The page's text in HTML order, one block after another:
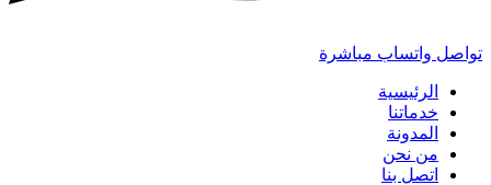
تواصل واتساب مباشرة
الرئيسية
خدماتنا
المدونة
من نحن
اتصل بنا